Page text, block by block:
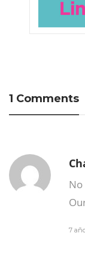
1 Comments
7